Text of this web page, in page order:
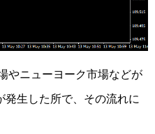
やニューヨーク市場などが
発生した所で、その流れに